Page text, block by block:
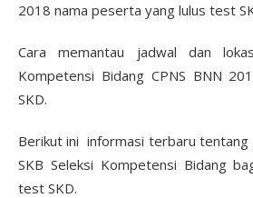
2018 nama peserta yang lulus test
Cara memantau jadwal dan
Kompetensi Bidang CPNS BNN
SKD.
Berikut ini informasi terbaru
SKB Seleksi Kompetensi Bidang
test SKD.